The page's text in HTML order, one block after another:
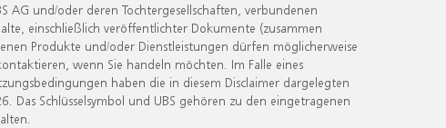
und/oder deren Tochtergesellschaften, verbundenen
einschließlich veröffentlichter Dokumente (zusammen
Produkte und/oder Dienstleistungen dürfen möglicherweise
wenn Sie handeln möchten. Im Falle eines
haben die in diesem Disclaimer dargelegten
Schlüsselsymbol und UBS gehören zu den eingetragenen